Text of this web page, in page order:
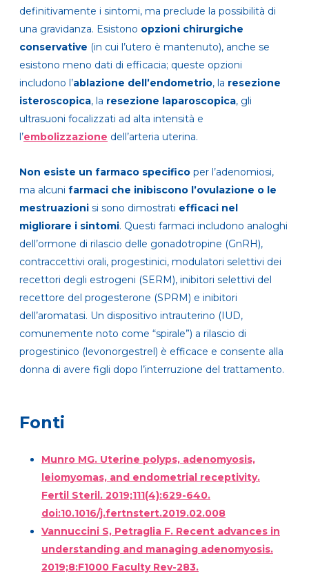
definitivamente i sintomi, ma preclude la possibilità di
una gravidanza. Esistono opzioni chirurgiche
conservative (in cui l’utero è mantenuto), anche se
esistono meno dati di efficacia; queste opzioni
includono l’ablazione dell’endometrio, la resezione
isteroscopica, la resezione laparoscopica, gli
ultrasuoni focalizzati ad alta intensità e
l’embolizzazione dell’arteria uterina.
Non esiste un farmaco specifico per l’adenomiosi,
ma alcuni farmaci che inibiscono l’ovulazione o le
mestruazioni si sono dimostrati efficaci nel
migliorare i sintomi. Questi farmaci includono analoghi
dell’ormone di rilascio delle gonadotropine (GnRH),
contraccettivi orali, progestinici, modulatori selettivi dei
recettori degli estrogeni (SERM), inibitori selettivi del
recettore del progesterone (SPRM) e inibitori
dell’aromatasi. Un dispositivo intrauterino (IUD,
comunemente noto come “spirale”) a rilascio di
progestinico (levonorgestrel) è efficace e consente alla
donna di avere figli dopo l’interruzione del trattamento.
Fonti
Munro MG. Uterine polyps, adenomyosis,
leiomyomas, and endometrial receptivity.
Fertil Steril. 2019;111(4):629-640.
doi:10.1016/j.fertnstert.2019.02.008
Vannuccini S, Petraglia F. Recent advances in
understanding and managing adenomyosis.
2019;8:F1000 Faculty Rev-283.